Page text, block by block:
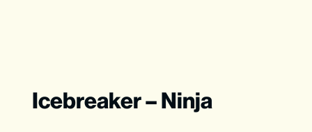
Icebreaker – Ninja